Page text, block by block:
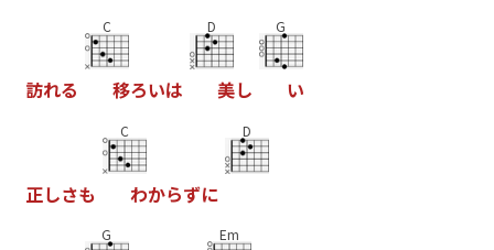
訪れる
C
移ろいは
D
美し
G
い
正しさも
C
わからずに
D
G Em